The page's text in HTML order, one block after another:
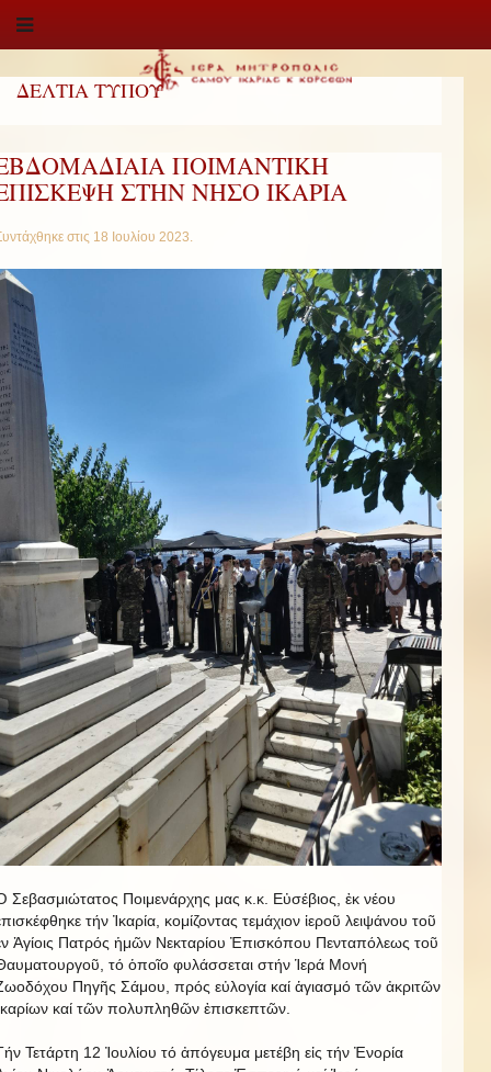
ΔΕΛΤΙΑ ΤΥΠΟΥ
ΠΟΙΜΑΝΤΙΚΗ
ΣΤΗΝ ΝΗΣΟ ΙΚΑΡΙΑ
στις 18 Ιουλίου 2023.
Σεβασμιώτατος Ποιμενάρχης μας κ.κ. Εὐσέβιος, ἐκ νέου
τήν Ἰκαρία, κομίζοντας τεμάχιον ἱεροῦ λειψάνου τοῦ
Ἁγίοις Πατρός ἡμῶν Νεκταρίου Ἐπισκόπου Πενταπόλεως τοῦ
τό ὁποῖο φυλάσσεται στήν Ἱερά Μονή
Πηγῆς Σάμου, πρός εὐλογία καί ἁγιασμό τῶν ἀκριτῶν
καί τῶν πολυπληθῶν ἐπισκεπτῶν.
Τετάρτη 12 Ἰουλίου τό ἀπόγευμα μετέβη εἰς τήν Ἐνορία